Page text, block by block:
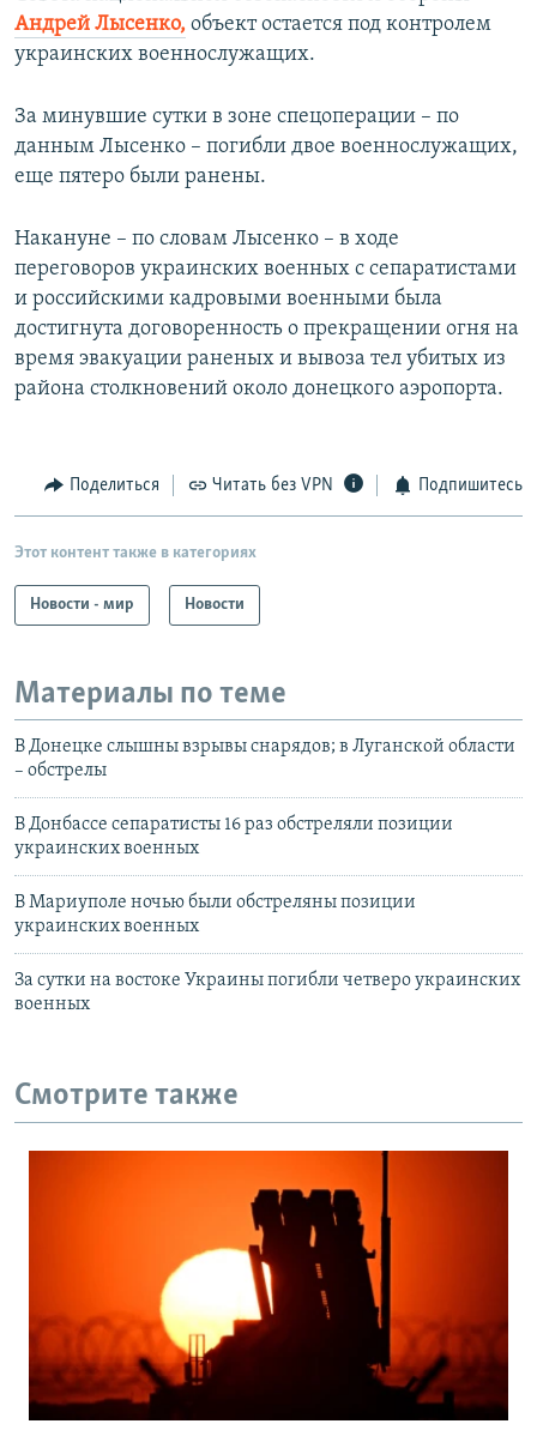
Андрей Лысенко, объект остается под контролем
украинских военнослужащих.
За минувшие сутки в зоне спецоперации – по
данным Лысенко – погибли двое военнослужащих,
еще пятеро были ранены.
Накануне – по словам Лысенко – в ходе
переговоров украинских военных с сепаратистами
и российскими кадровыми военными была
достигнута договоренность о прекращении огня на
время эвакуации раненых и вывоза тел убитых из
района столкновений около донецкого аэропорта.
Поделиться Читать без VPN Подпишитесь
Этот контент также в категориях
Новости - мир Новости
Материалы по теме
В Донецке слышны взрывы снарядов; в Луганской области
– обстрелы
В Донбассе сепаратисты 16 раз обстреляли позиции
украинских военных
В Мариуполе ночью были обстреляны позиции
украинских военных
За сутки на востоке Украины погибли четверо украинских
военных
Смотрите также